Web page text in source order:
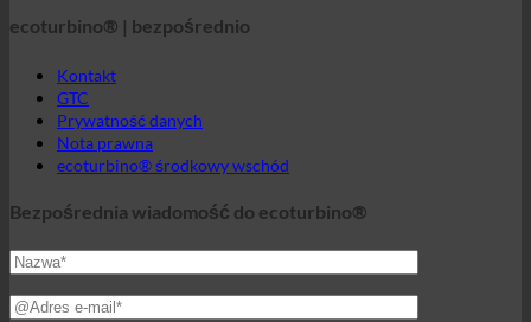
ecoturbino® | bezpośrednio
Kontakt
GTC
Prywatność danych
Nota prawna
ecoturbino® środkowy wschód
Bezpośrednia wiadomość do ecoturbino®